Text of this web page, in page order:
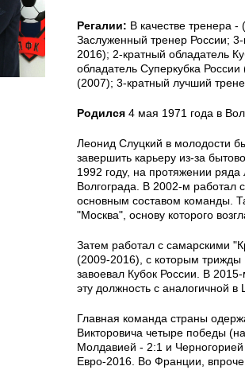
Регалии: В качестве тренера
Заслуженный тренер России;
2016); 2-кратный обладатель
обладатель Суперкубка
(2007); 3-кратный лучший
Родился 4 мая 1971 года в
Леонид Слуцкий в молодости
завершить карьеру из-за
1992 году, на протяжении
Волгограда. В 2002-м работал
основным составом команды.
"Москва", основу которого
Затем работал с самарскими
(2009-2016), с которым
завоевал Кубок России. В
эту должность с аналогичной в
Главная команда страны
Викторовича четыре победы
Молдавией - 2:1 и
Евро-2016. Во Франции,